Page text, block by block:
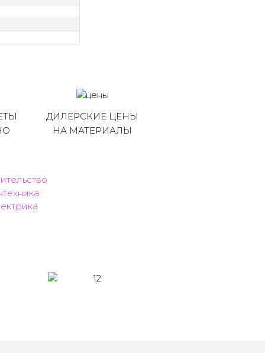
ДИЛЕРСКИЕ ЦЕНЫ
НА МАТЕРИАЛЫ